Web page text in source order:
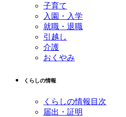
子育て
入園・入学
就職・退職
引越し
介護
おくやみ
くらしの情報
くらしの情報目次
届出・証明